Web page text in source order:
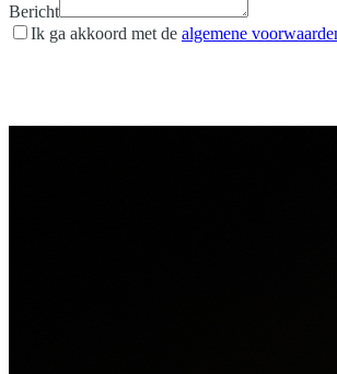
Bericht
Ik ga akkoord met de algemene